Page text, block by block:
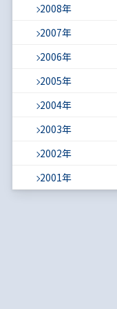
2008年
2007年
2006年
2005年
2004年
2003年
2002年
2001年